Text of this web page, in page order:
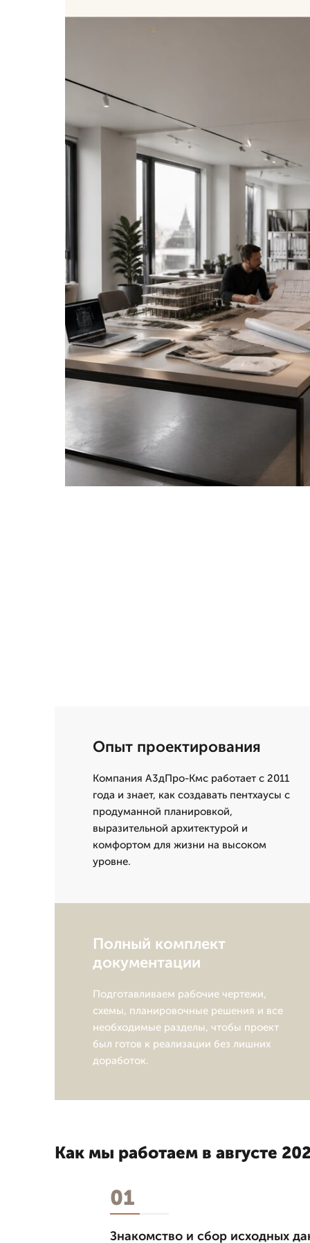
Опыт проектирования
Компания А3дПро-Кмс работает с 2011
года и знает, как создавать пентхаусы с
продуманной планировкой,
выразительной архитектурой и
комфортом для жизни на высоком
уровне.
Полный комплект
документации
Подготавливаем рабочие чертежи,
схемы, планировочные решения и все
необходимые разделы, чтобы проект
был готов к реализации без лишних
доработок.
Как мы работаем в августе
01
Знакомство и сбор исходных